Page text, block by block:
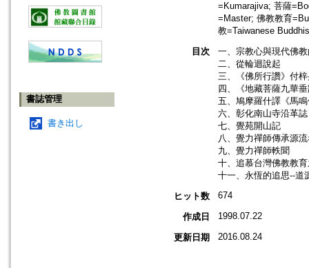
書誌管理
書き出し
=Kumarajiva; 菩薩
=Master; 佛教教育
教=Taiwanese
目次
一、宗教心與現代佛
二、從輪迴說起
三、《佛所行讚》付
四、《地藏菩薩九華
五、鳩摩羅什譯《馬
六、彰化南山寺沿革誌
七、覺苑開山記
八、覺力禪師傳承源
九、覺力禪師軼聞
十、追慕台灣佛教教
十一、永恆的追思--道
ヒット数
674
作成日 1998.07.22
更新日期 2016.08.24